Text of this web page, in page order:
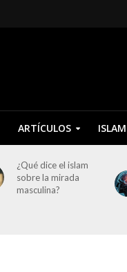
ARTÍCULOS
¿Qué dice el islam
sobre la mirada
masculina?